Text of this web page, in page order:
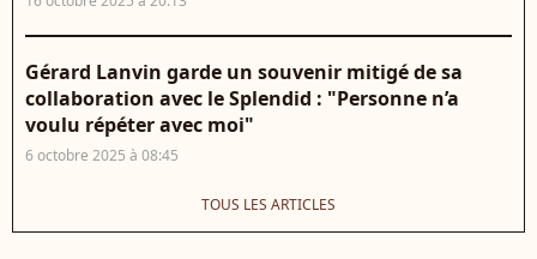
Gérard Lanvin garde un souvenir mitigé de sa
collaboration avec le Splendid : "Personne n’a
voulu répéter avec moi"
6 octobre 2025 à 08:45
TOUS LES ARTICLES